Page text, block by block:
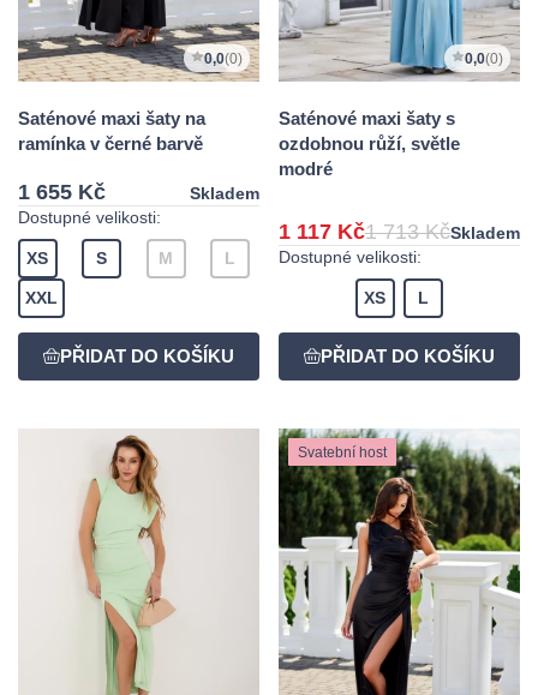
0,0(0)
Saténové maxi šaty na
ramínka v černé barvě
1 655 Kč
Skladem
Dostupné velikosti:
XS S M L
XXL
0,0(0)
Saténové maxi šaty s
ozdobnou růží, světle
modré
1 117 Kč1 713 KčSkladem
Dostupné velikosti:
XS L
Svatební host